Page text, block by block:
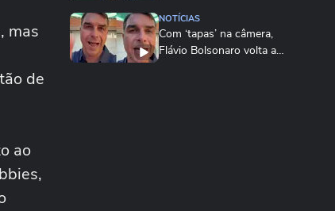
mas
de
ao
NOTÍCIAS
Com ‘tapas’ na câmera,
Flávio Bolsonaro volta a